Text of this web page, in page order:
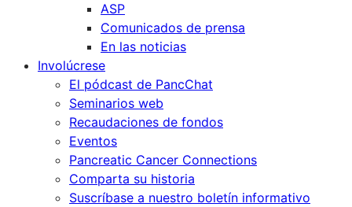
ASP
Comunicados de prensa
En las noticias
Involúcrese
El pódcast de PancChat
Seminarios web
Recaudaciones de fondos
Eventos
Pancreatic Cancer Connections
Comparta su historia
Suscríbase a nuestro boletín informativo